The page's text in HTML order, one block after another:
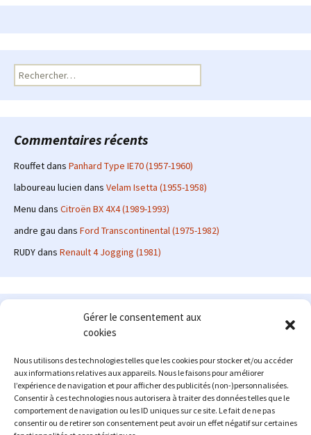
Gérer le consentement aux
cookies
Nous utilisons des technologies telles que les cookies pour stocker et/ou accéder
aux informations relatives aux appareils. Nous le faisons pour améliorer
l’expérience de navigation et pour afficher des publicités (non-)personnalisées.
Consentir à ces technologies nous autorisera à traiter des données telles que le
comportement de navigation ou les ID uniques sur ce site. Le fait de ne pas
consentir ou de retirer son consentement peut avoir un effet négatif sur certaines
Rechercher :
Commentaires récents
Rouffetdans Panhard Type IE70 (1957-1960)
laboureau lucien dans Velam Isetta (1955-1958)
Menu dans Citroën BX 4X4 (1989-1993)
andre gau dans Ford Transcontinental (1975-1982)
RUDYdans Renault 4 Jogging (1981)
Le site en quelques mots
: passionné d'automobile ancienne depuis de
nombreuses années, j'ai commencé à partager ma passion sur
internet à partir de 2009 au travers d'un blog qui a connu un relatif
succès. Fin 2013, je décide de prendre mon autonomie et me lancer
avec mon propre site : l'Automobile Ancienne.
Me contacter : alex(at)lautomobileancienne.com